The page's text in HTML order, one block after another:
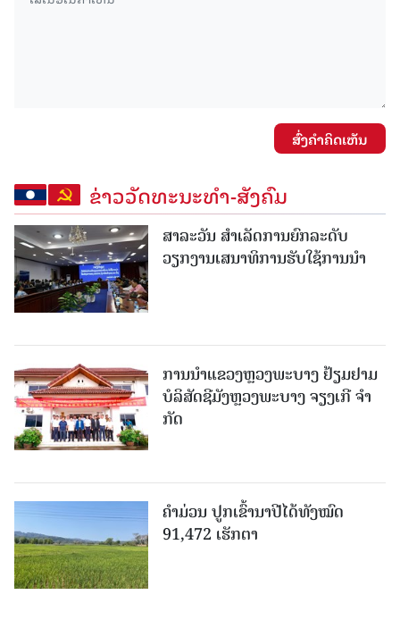
ສົ່ງຄໍາຄິດເຫັນ
ຂ່າວວັດທະນະທຳ-ສັງຄົມ
ສາລະວັນ ສໍາເລັດການຍົກລະດັບ
ວຽກງານເສນາທິການຮັບໃຊ້ການນໍາ
ການນຳແຂວງຫຼວງພະບາງ ຢ້ຽມ​ຢາມ
ບໍ​ລິ​ສັດຊີມັງຫຼວງພະບາງ ຈຽງເກີ ຈໍາ
ກັດ
ຄໍາມ່ວນ ປູກເຂົ້ານາປີໄດ້ທັງໝົດ
91,472 ເຮັກຕາ